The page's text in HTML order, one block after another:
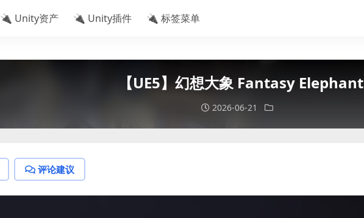
🔌 Unity资产 🔌 Unity插件 🔌 标签菜单
【UE5】幻想大象 Fantasy Elephant
2026-06-21
评论建议